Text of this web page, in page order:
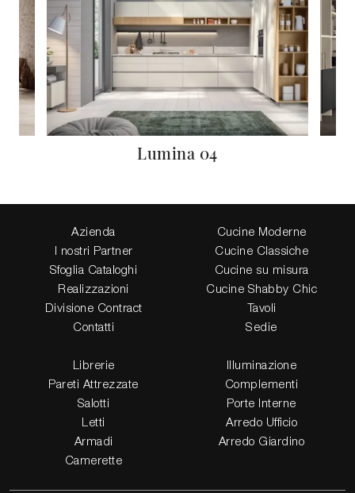
Lumina 04
Azienda
I nostri Partner
Sfoglia Cataloghi
Realizzazioni
Divisione Contract
Contatti
Cucine Moderne
Cucine Classiche
Cucine su misura
Cucine Shabby Chic
Tavoli
Sedie
Librerie
Pareti Attrezzate
Salotti
Letti
Armadi
Camerette
Illuminazione
Complementi
Porte Interne
Arredo Ufficio
Arredo Giardino